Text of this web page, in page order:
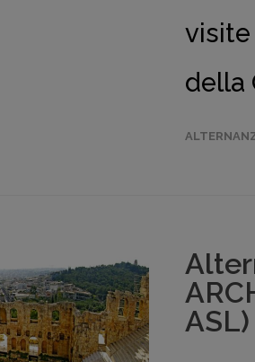
della
ASL)